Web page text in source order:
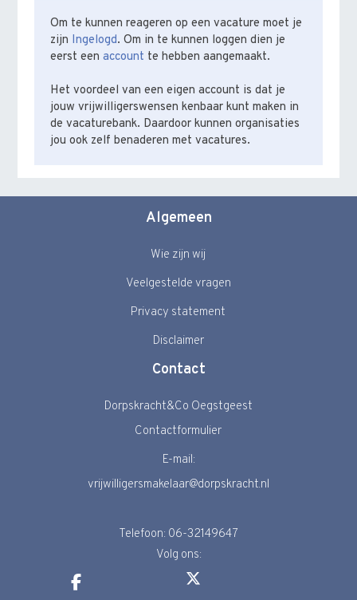
Om te kunnen reageren op een vacature moet je
zijn Ingelogd. Om in te kunnen loggen dien je
eerst een account te hebben aangemaakt.
Het voordeel van een eigen account is dat je
jouw vrijwilligerswensen kenbaar kunt maken in
de vacaturebank. Daardoor kunnen organisaties
jou ook zelf benaderen met vacatures.
Algemeen
Wie zijn wij
Veelgestelde vragen
Privacy statement
Disclaimer
Contact
Dorpskracht&Co Oegstgeest
Contactformulier
E-mail:
vrijwilligersmakelaar@dorpskracht.nl
Telefoon: 06-32149647
Volg ons: